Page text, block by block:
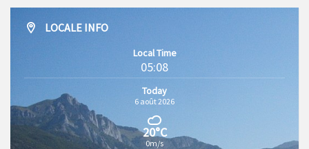
LOCALE INFO
Local Time
05:08
Today
6 août 2026
20°C
0m/s